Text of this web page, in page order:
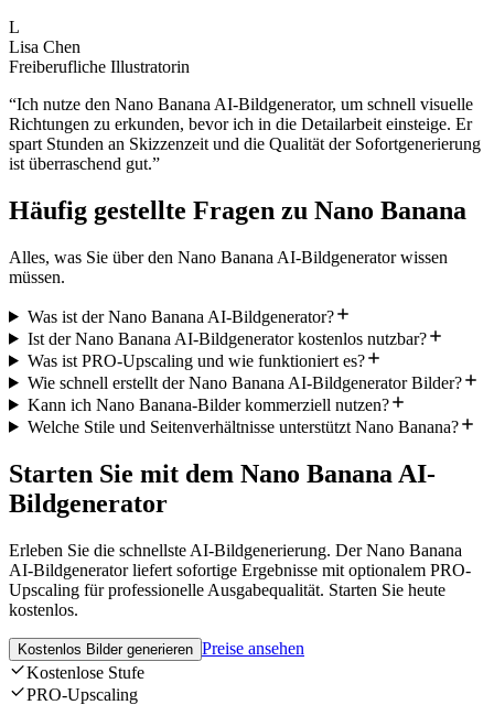
L
Lisa Chen
Freiberufliche Illustratorin
“Ich nutze den Nano Banana AI-Bildgenerator, um schnell visuelle
Richtungen zu erkunden, bevor ich in die Detailarbeit einsteige. Er
spart Stunden an Skizzenzeit und die Qualität der Sofortgenerierung
ist überraschend gut.”
Häufig gestellte Fragen zu Nano Banana
Alles, was Sie über den Nano Banana AI-Bildgenerator wissen
müssen.
Was ist der Nano Banana AI-Bildgenerator?
Ist der Nano Banana AI-Bildgenerator kostenlos nutzbar?
Was ist PRO-Upscaling und wie funktioniert es?
Wie schnell erstellt der Nano Banana AI-Bildgenerator Bilder?
Kann ich Nano Banana-Bilder kommerziell nutzen?
Welche Stile und Seitenverhältnisse unterstützt Nano Banana?
Starten Sie mit dem Nano Banana AI-
Bildgenerator
Erleben Sie die schnellste AI-Bildgenerierung. Der Nano Banana
AI-Bildgenerator liefert sofortige Ergebnisse mit optionalem PRO-
Upscaling für professionelle Ausgabequalität. Starten Sie heute
kostenlos.
Kostenlos Bilder generieren Preise ansehen
Kostenlose Stufe
PRO-Upscaling